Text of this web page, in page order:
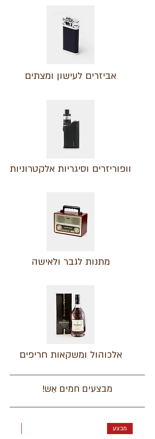
אביזרים לעישון ומצתים
וופוריזרים וסיגריות אלקטרוניות
מתנות לגבר ולאישה
אלכוהול ומשקאות חריפים
מבצעים חמים אֵש!
מבצע